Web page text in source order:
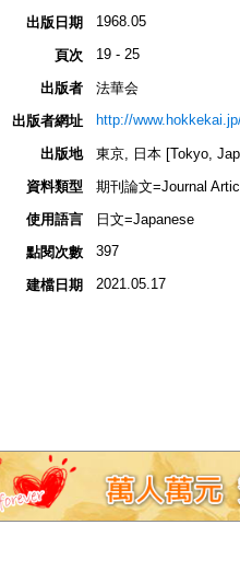
出版日期
1968.05
頁次 19 - 25
出版者
法華会
出版者網址
http://
出版地
東京, 日本 [Tokyo,
資料類型
期刊論文=Journal
使用語言
日文=Japanese
點閱次數
397
建檔日期 2021.05.17